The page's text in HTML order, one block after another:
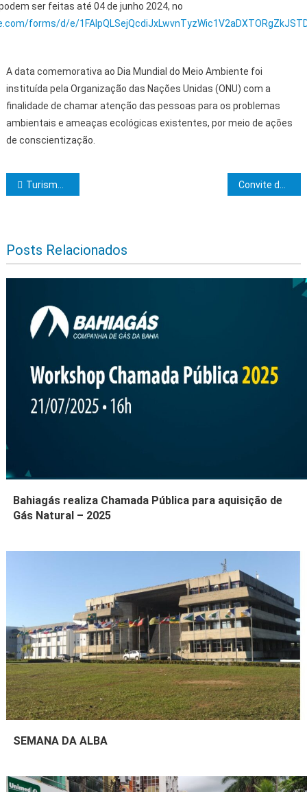
ser feitas até 04 de junho 2024, no
forms/d/e/
A data comemorativa ao Dia Mundial do Meio Ambiente foi
instituída pela Organização das Nações Unidas (ONU) com a
finalidade de chamar atenção das pessoas para os problemas
ambientais e ameaças ecológicas existentes, por meio de ações
de conscientização.
Navegação de Post
Turismo baiano celebra terceiro voo semanal de Madri para Salvador
Posts Relacionados
Bahiagás realiza Chamada Pública para aquisição de
Gás Natural – 2025
SEMANA DA ALBA